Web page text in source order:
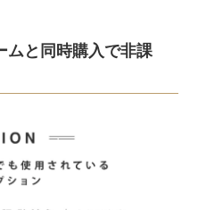
ムと同時購入で非課